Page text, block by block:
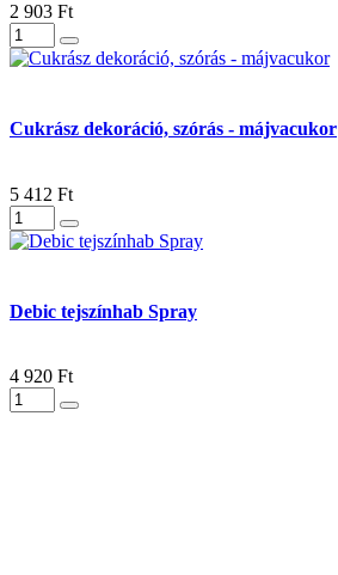
2 903 Ft
Cukrász dekoráció, szórás - májvacukor
5 412 Ft
Debic tejszínhab Spray
4 920 Ft